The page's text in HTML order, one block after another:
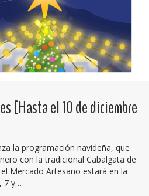
[Hasta el 10 de diciembre
la programación navideña, que
con la tradicional Cabalgata de
Mercado Artesano estará en la
7 y…